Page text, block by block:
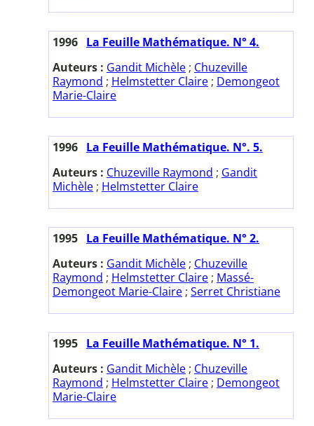
1996 La Feuille Mathématique. N° 4.
Auteurs : Gandit Michèle ; Chuzeville
Raymond ; Helmstetter Claire ; Demongeot
Marie-Claire
1996 La Feuille Mathématique. N°. 5.
Auteurs : Chuzeville Raymond ; Gandit
Michèle ; Helmstetter Claire
1995 La Feuille Mathématique. N° 2.
Auteurs : Gandit Michèle ; Chuzeville
Raymond ; Helmstetter Claire ; Massé-
Demongeot Marie-Claire ; Serret Christiane
1995 La Feuille Mathématique. N° 1.
Auteurs : Gandit Michèle ; Chuzeville
Raymond ; Helmstetter Claire ; Demongeot
Marie-Claire